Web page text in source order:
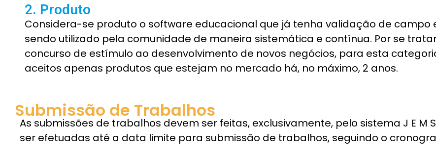
Considera-se produto o software educacional que já tenha validação de campo
sendo utilizado pela comunidade de maneira sistemática e contínua. Por se
concurso de estímulo ao desenvolvimento de novos negócios, para esta
aceitos apenas produtos que estejam no mercado há, no máximo, 2 anos.
2. Produto
Submissão de Trabalhos
As submissões de trabalhos devem ser feitas, exclusivamente, pelo sistema J E M
ser efetuadas até a data limite para submissão de trabalhos, seguindo o